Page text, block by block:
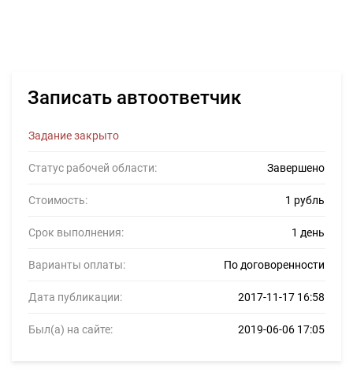
Записать автоответчик
Задание закрыто
Статус рабочей области: Завершено
Стоимость: 1 рубль
Срок выполнения: 1 день
Варианты оплаты: По договоренности
Дата публикации: 2017-11-17 16:58
Был(а) на сайте: 2019-06-06 17:05